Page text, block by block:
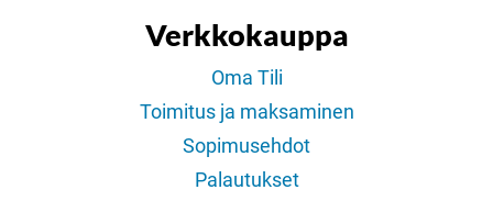
Verkkokauppa
Oma Tili
Toimitus ja maksaminen
Sopimusehdot
Palautukset